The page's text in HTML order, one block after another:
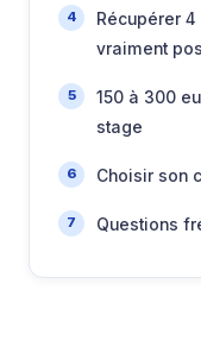
Récupérer
vraiment
150 à 300
stage
Choisir son
Questions